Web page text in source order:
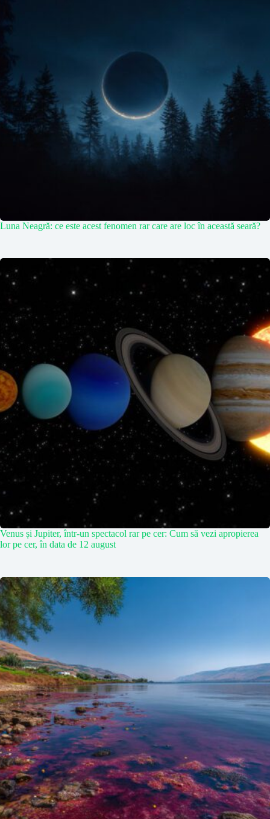
Luna Neagră: ce este acest fenomen rar care are loc în această seară?
Venus și Jupiter, într-un spectacol rar pe cer: Cum să vezi apropierea
lor pe cer, în data de 12 august